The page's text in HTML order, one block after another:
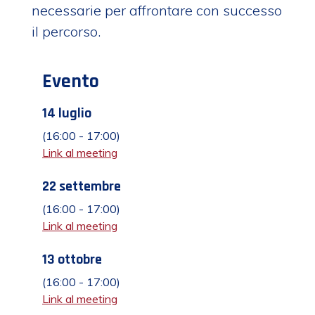
necessarie per affrontare con successo
il percorso.
Evento
14 luglio
(16:00 - 17:00)
Link al meeting
22 settembre
(16:00 - 17:00)
Link al meeting
13 ottobre
(16:00 - 17:00)
Link al meeting